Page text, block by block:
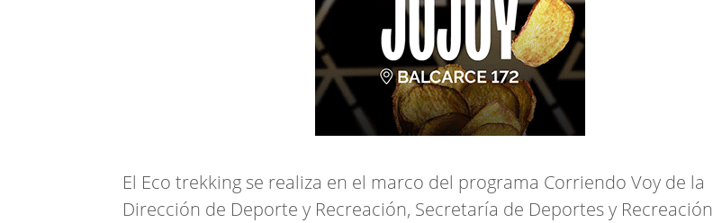
El Eco trekking se realiza en el marco del programa Corriendo Voy de la
Dirección de Deporte y Recreación, Secretaría de Deportes y Recreación